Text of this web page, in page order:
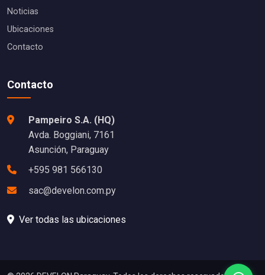
Noticias
Ubicaciones
Contacto
Contacto
Pampeiro S.A. (HQ)
Avda. Boggiani, 7161
Asunción, Paraguay
+595 981 566130
sac@develon.com.py
Ver todas las ubicaciones